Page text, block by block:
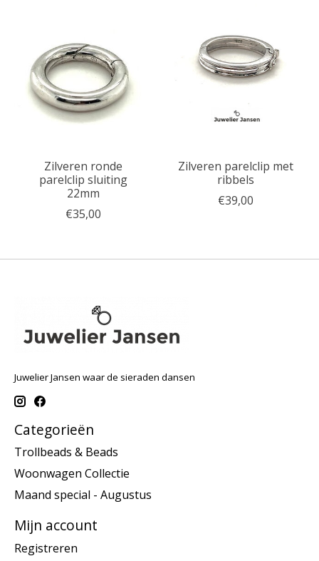
Zilveren ronde
parelclip sluiting
22mm
€35,00
Zilveren parelclip met
ribbels
€39,00
Juwelier Jansen waar de sieraden dansen
Categorieën
Trollbeads & Beads
Woonwagen Collectie
Maand special - Augustus
Mijn account
Registreren